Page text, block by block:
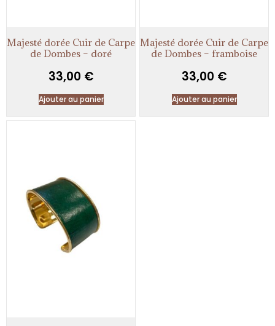
Majesté dorée Cuir de Carpe
de Dombes – doré
33,00 €
Ajouter au panier
Majesté dorée Cuir de Carpe
de Dombes – framboise
33,00 €
Ajouter au panier